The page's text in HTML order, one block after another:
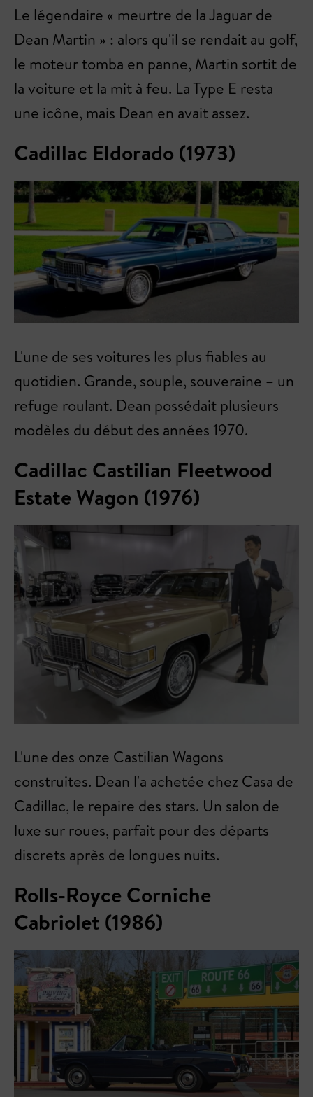
Le légendaire « meurtre de la Jaguar de
Dean Martin » : alors qu'il se rendait au golf,
le moteur tomba en panne, Martin sortit de
la voiture et la mit à feu. La Type E resta
une icône, mais Dean en avait assez.
Cadillac Eldorado (1973)
L'une de ses voitures les plus fiables au
quotidien. Grande, souple, souveraine – un
refuge roulant. Dean possédait plusieurs
modèles du début des années 1970.
Cadillac Castilian Fleetwood
Estate Wagon (1976)
L'une des onze Castilian Wagons
construites. Dean l'a achetée chez Casa de
Cadillac, le repaire des stars. Un salon de
luxe sur roues, parfait pour des départs
discrets après de longues nuits.
Rolls-Royce Corniche
Cabriolet (1986)